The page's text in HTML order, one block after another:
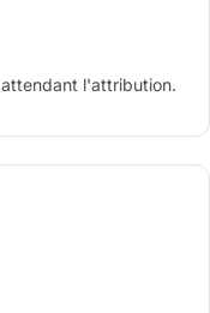
l'attribution.